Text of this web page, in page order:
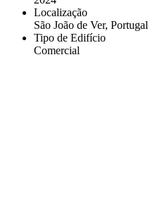
Localização
São João de Ver, Portugal
Tipo de Edifício
Comercial